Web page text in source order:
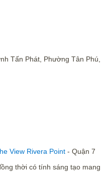
Tấn Phát, Phường Tân Phú,
View Rivera Point- Quận 7
thời có tính sáng tạo mang